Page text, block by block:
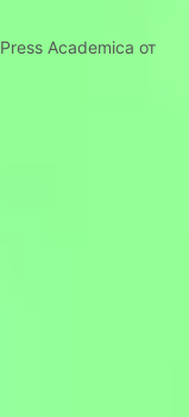
Academica от